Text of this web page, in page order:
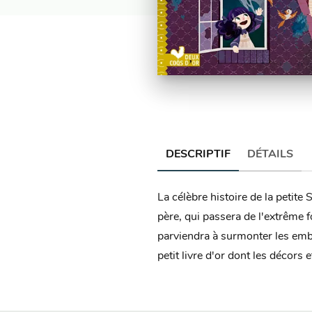
DESCRIPTIF DÉTAILS
La célèbre histoire de la petite
père, qui passera de l'extrême
parviendra à surmonter les
petit livre d'or dont les décors